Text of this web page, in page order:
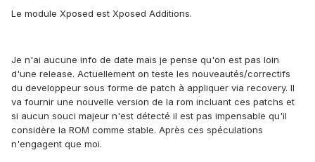
Le module Xposed est Xposed Additions.
Je n'ai aucune info de date mais je pense qu'on est pas loin
d'une release. Actuellement on teste les nouveautés/correctifs
du developpeur sous forme de patch à appliquer via recovery. Il
va fournir une nouvelle version de la rom incluant ces patchs et
si aucun souci majeur n'est détecté il est pas impensable qu'il
considère la ROM comme stable. Après ces spéculations
n'engagent que moi.